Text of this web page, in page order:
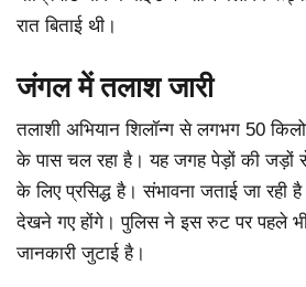
रात बिताई थी।
जंगल में तलाश जारी
तलाशी अभियान शिलॉन्ग से लगभग 50
के पास चल रहा है। यह जगह पेड़ों की जड़ों
के लिए प्रसिद्ध है। संभावना जताई जा रही
देखने गए होंगे। पुलिस ने इस रुट पर पहले
जानकारी जुटाई है।